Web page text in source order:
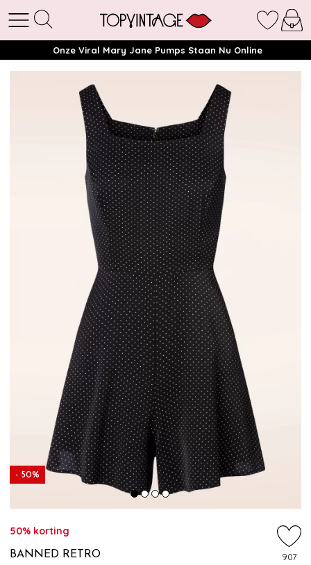
Onze Viral Mary Jane Pumps Staan Nu Online
- 50%
50% korting
BANNED RETRO 907